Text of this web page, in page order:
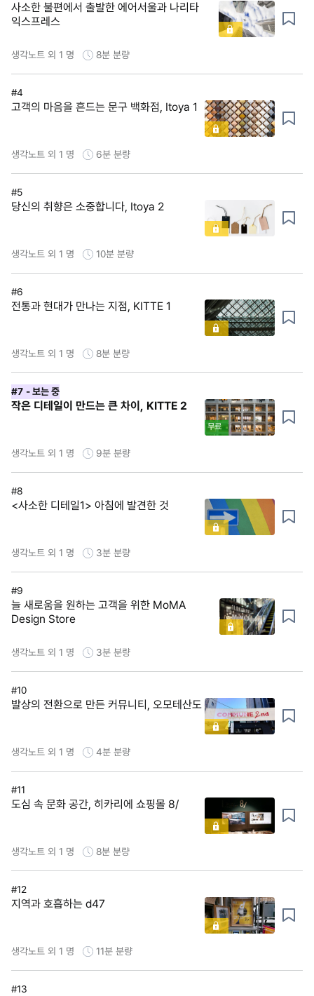
사소한 불편에서 출발한 에어서울과 나리타
익스프레스
생각노트 외 1 명 8분 분량
#4
고객의 마음을 흔드는 문구 백화점, Itoya 1
생각노트 외 1 명 6분 분량
#5
당신의 취향은 소중합니다, Itoya 2
생각노트 외 1 명 10분 분량
#6
전통과 현대가 만나는 지점, KITTE 1
생각노트 외 1 명 8분 분량
#7 - 보는 중
작은 디테일이 만드는 큰 차이, KITTE 2
무료
생각노트 외 1 명 9분 분량
#8
<사소한 디테일1> 아침에 발견한 것
생각노트 외 1 명 3분 분량
#9
늘 새로움을 원하는 고객을 위한 MoMA
Design Store
생각노트 외 1 명 3분 분량
#10
발상의 전환으로 만든 커뮤니티, 오모테산도
생각노트 외 1 명 4분 분량
#11
도심 속 문화 공간, 히카리에 쇼핑몰 8/
생각노트 외 1 명 8분 분량
#12
지역과 호흡하는 d47
생각노트 외 1 명 11분 분량
#13